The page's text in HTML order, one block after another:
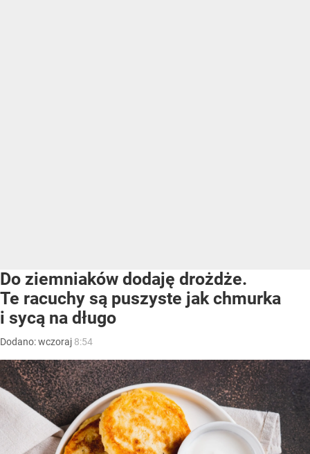
Do ziemniaków dodaję drożdże.
Te racuchy są puszyste jak chmurka
i sycą na długo
Dodano:wczoraj 8:54